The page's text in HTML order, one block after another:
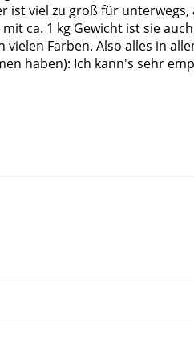
viel zu groß für unterwegs,
ca. 1 kg Gewicht ist sie
Farben. Also alles in
haben): Ich kann's sehr